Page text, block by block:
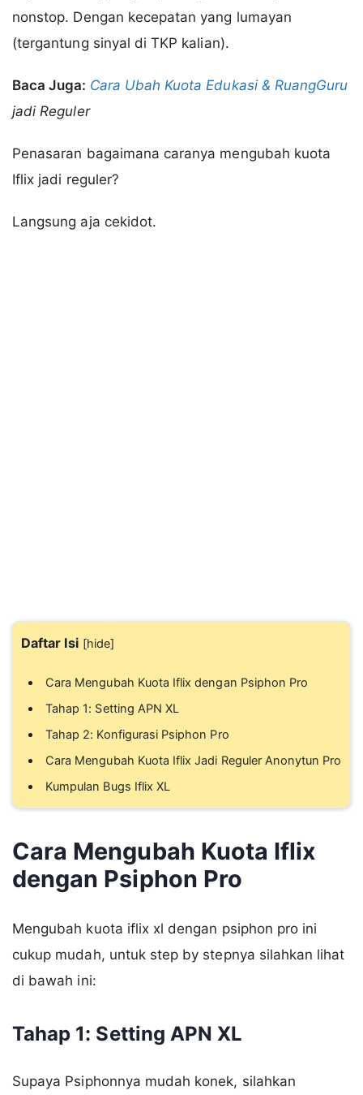
nonstop. Dengan kecepatan yang lumayan
(tergantung sinyal di TKP kalian).
Baca Juga: Cara Ubah Kuota Edukasi & RuangGuru
jadi Reguler
Penasaran bagaimana caranya mengubah kuota
Iflix jadi reguler?
Langsung aja cekidot.
Daftar Isi [hide]
Cara Mengubah Kuota Iflix dengan Psiphon Pro
Tahap 1: Setting APN XL
Tahap 2: Konfigurasi Psiphon Pro
Cara Mengubah Kuota Iflix Jadi Reguler Anonytun Pro
Kumpulan Bugs Iflix XL
Cara Mengubah Kuota Iflix
dengan Psiphon Pro
Mengubah kuota iflix xl dengan psiphon pro ini
cukup mudah, untuk step by stepnya silahkan lihat
di bawah ini:
Tahap 1: Setting APN XL
Supaya Psiphonnya mudah konek, silahkan